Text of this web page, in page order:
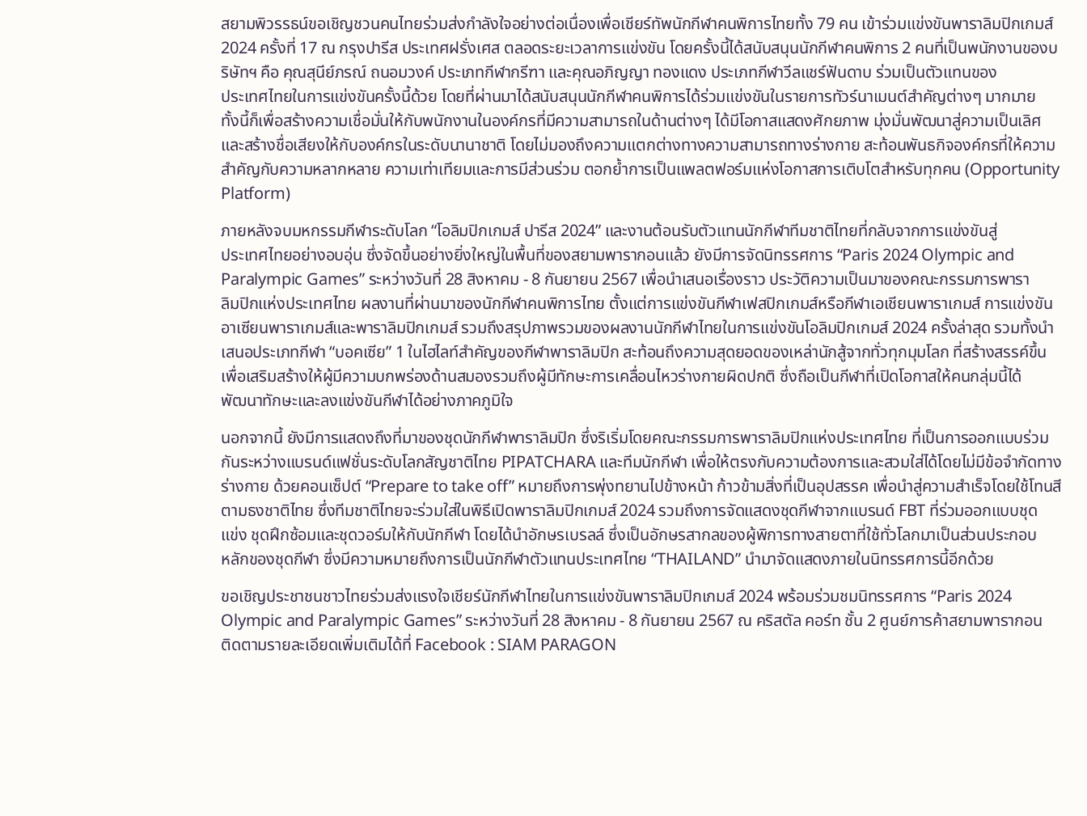
สยามพิวรรธน์ขอเชิญชวนคนไทยร่วมส่งกำลังใจอย่างต่อเนื่องเพื่อเชียร์ทัพนักกีฬาคนพิการไทยทั้ง 79 คน เข้าร่วมแข่งขันพาราลิมปิกเกมส์
2024 ครั้งที่ 17 ณ กรุงปารีส ประเทศฝรั่งเศส ตลอดระยะเวลาการแข่งขัน โดยครั้งนี้ได้สนับสนุนนักกีฬาคนพิการ 2 คนที่เป็นพนักงานของบ
ริษัทฯ คือ คุณสุนีย์ภรณ์ ถนอมวงค์ ประเภทกีฬากรีฑา และคุณอภิญญา ทองแดง ประเภทกีฬาวีลแชร์ฟันดาบ ร่วมเป็นตัวแทนของ
ประเทศไทยในการแข่งขันครั้งนี้ด้วย โดยที่ผ่านมาได้สนับสนุนนักกีฬาคนพิการได้ร่วมแข่งขันในรายการทัวร์นาเมนต์สำคัญต่างๆ มากมาย
ทั้งนี้ก็เพื่อสร้างความเชื่อมั่นให้กับพนักงานในองค์กรที่มีความสามารถในด้านต่างๆ ได้มีโอกาสแสดงศักยภาพ มุ่งมั่นพัฒนาสู่ความเป็นเลิศ
และสร้างชื่อเสียงให้กับองค์กรในระดับนานาชาติ โดยไม่มองถึงความแตกต่างทางความสามารถทางร่างกาย สะท้อนพันธกิจองค์กรที่ให้ความ
สำคัญกับความหลากหลาย ความเท่าเทียมและการมีส่วนร่วม ตอกย้ำการเป็นแพลตฟอร์มแห่งโอกาสการเติบโตสำหรับทุกคน (Opportunity
Platform)
ภายหลังจบมหกรรมกีฬาระดับโลก “โอลิมปิกเกมส์ ปารีส 2024” และงานต้อนรับตัวแทนนักกีฬาทีมชาติไทยที่กลับจากการแข่งขันสู่
ประเทศไทยอย่างอบอุ่น ซึ่งจัดขึ้นอย่างยิ่งใหญ่ในพื้นที่ของสยามพารากอนแล้ว ยังมีการจัดนิทรรศการ “Paris 2024 Olympic and
Paralympic Games” ระหว่างวันที่ 28 สิงหาคม - 8 กันยายน 2567 เพื่อนำเสนอเรื่องราว ประวัติความเป็นมาของคณะกรรมการพารา
ลิมปิกแห่งประเทศไทย ผลงานที่ผ่านมาของนักกีฬาคนพิการไทย ตั้งแต่การแข่งขันกีฬาเฟสปิกเกมส์หรือกีฬาเอเชียนพาราเกมส์ การแข่งขัน
อาเซียนพาราเกมส์และพาราลิมปิกเกมส์ รวมถึงสรุปภาพรวมของผลงานนักกีฬาไทยในการแข่งขันโอลิมปิกเกมส์ 2024 ครั้งล่าสุด รวมทั้งนำ
เสนอประเภทกีฬา “บอคเซีย” 1 ในไฮไลท์สำคัญของกีฬาพาราลิมปิก สะท้อนถึงความสุดยอดของเหล่านักสู้จากทั่วทุกมุมโลก ที่สร้างสรรค์ขึ้น
เพื่อเสริมสร้างให้ผู้มีความบกพร่องด้านสมองรวมถึงผู้มีทักษะการเคลื่อนไหวร่างกายผิดปกติ ซึ่งถือเป็นกีฬาที่เปิดโอกาสให้คนกลุ่มนี้ได้
พัฒนาทักษะและลงแข่งขันกีฬาได้อย่างภาคภูมิใจ
นอกจากนี้ ยังมีการแสดงถึงที่มาของชุดนักกีฬาพาราลิมปิก ซึ่งริเริ่มโดยคณะกรรมการพาราลิมปิกแห่งประเทศไทย ที่เป็นการออกแบบร่วม
กันระหว่างแบรนด์แฟชั่นระดับโลกสัญชาติไทย PIPATCHARA และทีมนักกีฬา เพื่อให้ตรงกับความต้องการและสวมใส่ได้โดยไม่มีข้อจำกัดทาง
ร่างกาย ด้วยคอนเซ็ปต์ “Prepare to take off” หมายถึงการพุ่งทยานไปข้างหน้า ก้าวข้ามสิ่งที่เป็นอุปสรรค เพื่อนำสู่ความสำเร็จโดยใช้โทนสี
ตามธงชาติไทย ซึ่งทีมชาติไทยจะร่วมใส่ในพิธีเปิดพาราลิมปิกเกมส์ 2024 รวมถึงการจัดแสดงชุดกีฬาจากแบรนด์ FBT ที่ร่วมออกแบบชุด
แข่ง ชุดฝึกซ้อมและชุดวอร์มให้กับนักกีฬา โดยได้นำอักษรเบรลล์ ซึ่งเป็นอักษรสากลของผู้พิการทางสายตาที่ใช้ทั่วโลกมาเป็นส่วนประกอบ
หลักของชุดกีฬา ซึ่งมีความหมายถึงการเป็นนักกีฬาตัวแทนประเทศไทย “THAILAND” นำมาจัดแสดงภายในนิทรรศการนี้อีกด้วย
ขอเชิญประชาชนชาวไทยร่วมส่งแรงใจเชียร์นักกีฬาไทยในการแข่งขันพาราลิมปิกเกมส์ 2024 พร้อมร่วมชมนิทรรศการ “Paris 2024
Olympic and Paralympic Games” ระหว่างวันที่ 28 สิงหาคม - 8 กันยายน 2567 ณ คริสตัล คอร์ท ชั้น 2 ศูนย์การค้าสยามพารากอน
ติดตามรายละเอียดเพิ่มเติมได้ที่ Facebook : SIAM PARAGON